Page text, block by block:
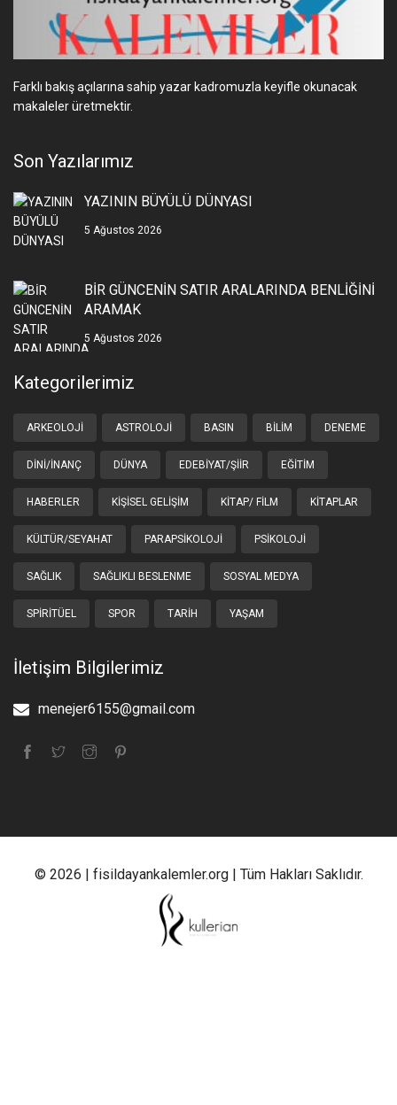
Farklı bakış açılarına sahip yazar kadromuzla keyifle okunacak
makaleler üretmektir.
Son Yazılarımız
YAZININ BÜYÜLÜ DÜNYASI
5 Ağustos 2026
BİR GÜNCENİN SATIR ARALARINDA BENLİĞİNİ
ARAMAK
5 Ağustos 2026
Kategorilerimiz
ARKEOLOJI ASTROLOJI BASIN BILIM DENEME
DINI/İNANÇ DÜNYA EDEBIYAT/ŞIIR EĞITIM
HABERLER KIŞISEL GELIŞIM KITAP/ FILM KITAPLAR
KÜLTÜR/SEYAHAT PARAPSIKOLOJI PSIKOLOJI
SAĞLIK SAĞLIKLI BESLENME SOSYAL MEDYA
SPIRITÜEL SPOR TARIH YAŞAM
İletişim Bilgilerimiz
menejer6155@gmail.com
© 2026 | fisildayankalemler.org | Tüm Hakları Saklıdır.